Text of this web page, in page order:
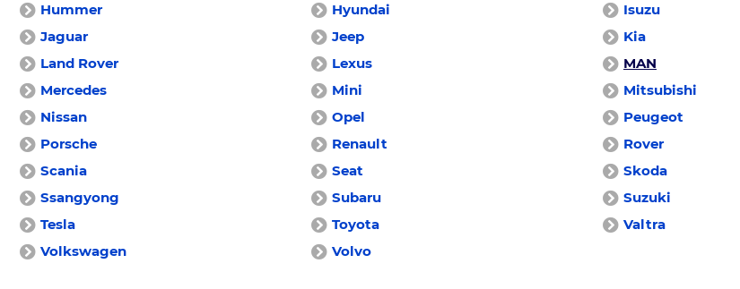
Hummer
Hyundai Isuzu
Jaguar
Jeep Kia
Land Rover
Lexus MAN
Mercedes
Mini Mitsubishi
Nissan
Opel Peugeot
Porsche
Renault Rover
Scania
Seat Skoda
Ssangyong
Subaru Suzuki
Tesla
Toyota Valtra
Volkswagen
Volvo